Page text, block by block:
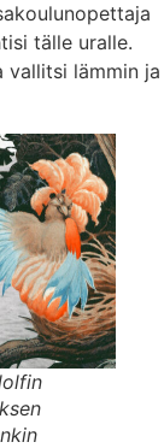
tälle uralle.
vallitsi lämmin ja